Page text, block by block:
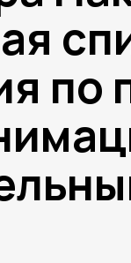
по